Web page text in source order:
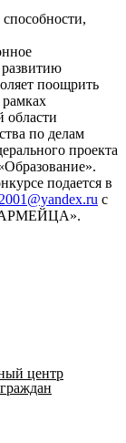
развитию
поощрить
области
по делам
проекта
подается в
с
центр